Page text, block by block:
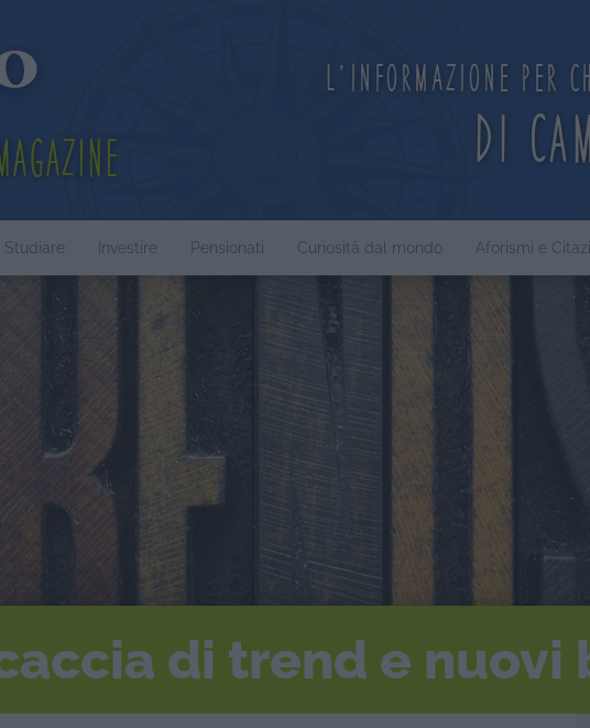
L'informazione per
di
Studiare Investire Pensionati Curiosità dal mondo Aforismi e
di trend e nuovi